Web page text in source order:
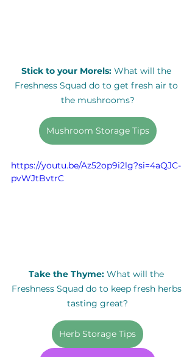
Stick to your Morels: What will the
Freshness Squad do to get fresh air to
the mushrooms?
Mushroom Storage Tips
https://youtu.be/Az52op9i2lg?si=4aQJC-
pvWJtBvtrC
Take the Thyme: What will the
Freshness Squad do to keep fresh herbs
tasting great?
Herb Storage Tips